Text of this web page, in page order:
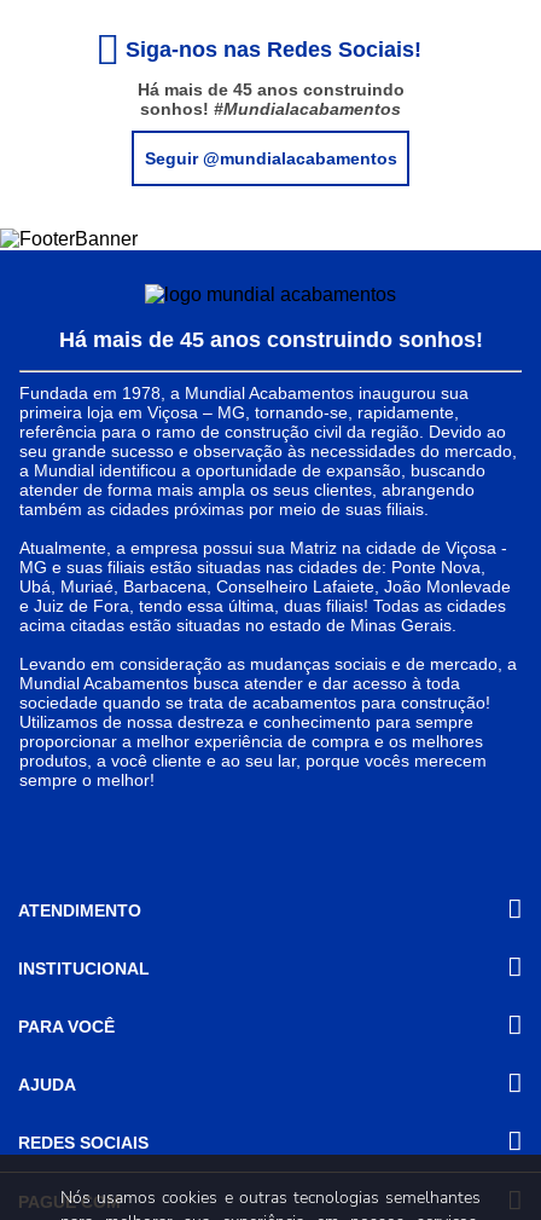
Siga-nos nas Redes Sociais!
Há mais de 45 anos construindo
sonhos! #Mundialacabamentos
Seguir @mundialacabamentos
Há mais de 45 anos construindo sonhos!
Fundada em 1978, a Mundial Acabamentos inaugurou sua
primeira loja em Viçosa – MG, tornando-se, rapidamente,
referência para o ramo de construção civil da região. Devido ao
seu grande sucesso e observação às necessidades do mercado,
a Mundial identificou a oportunidade de expansão, buscando
atender de forma mais ampla os seus clientes, abrangendo
também as cidades próximas por meio de suas filiais.
Atualmente, a empresa possui sua Matriz na cidade de Viçosa -
MG e suas filiais estão situadas nas cidades de: Ponte Nova,
Ubá, Muriaé, Barbacena, Conselheiro Lafaiete, João Monlevade
e Juiz de Fora, tendo essa última, duas filiais! Todas as cidades
acima citadas estão situadas no estado de Minas Gerais.
Levando em consideração as mudanças sociais e de mercado, a
Mundial Acabamentos busca atender e dar acesso à toda
sociedade quando se trata de acabamentos para construção!
Utilizamos de nossa destreza e conhecimento para sempre
proporcionar a melhor experiência de compra e os melhores
produtos, a você cliente e ao seu lar, porque vocês merecem
sempre o melhor!
ATENDIMENTO
Sábado das 8h às 12h
(31) 3611-8200 Loja Física
Segunda a Sexta das 8h às 17h30
INSTITUCIONAL
Nossas Lojas
Relacionamento
Trabalhe Conosco
PARA VOCÊ
Minha conta
Revistas
AJUDA
Dúvidas
Frequentes
Frete e Entrega
REDES SOCIAIS
PAGUE COM
Nós usamos cookies e outras tecnologias semelhantes